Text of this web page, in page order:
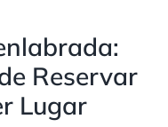
Reservar
Lugar